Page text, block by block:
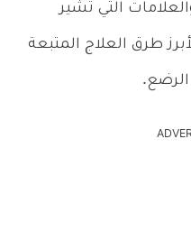
التي تُشير
طرق العلاج المتبعة